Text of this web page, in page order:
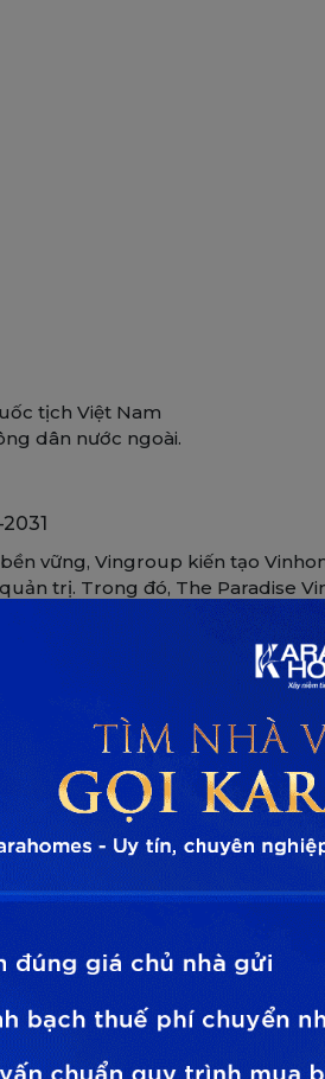
tịch Việt Nam
dân nước ngoài.
vững, Vingroup kiến tạo
trị. Trong đó, The Paradise
mà còn là không gian sống
tư.
The Paradise Mũi
Green Paradise,
gian sống và đầu tư độc bản
ví như “bán đảo kim cương”
khu B – trung tâm sinh thái –
Đông khoáng đạt, nơi bình
D – trung tâm dịch vụ, thương
Mũi Danh Vọng mang ý
đô thị biển tầm vóc quốc tế.
diện của toàn dự án – nơi